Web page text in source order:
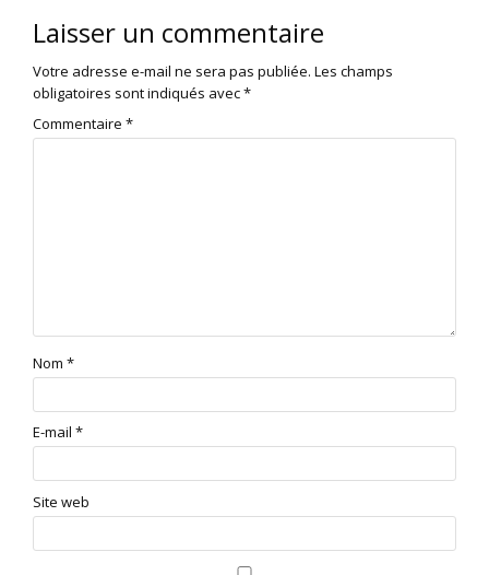
Laisser un commentaire
Votre adresse e-mail ne sera pas publiée. Les champs
obligatoires sont indiqués avec*
Commentaire *
Nom *
E-mail *
Site web